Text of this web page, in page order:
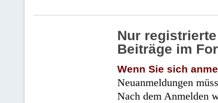
Nur
Beiträge im
Wenn Sie sich
Neuanmeldungen
Nach dem Anmelden